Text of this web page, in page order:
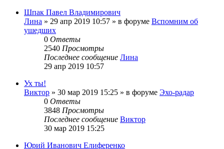
Шпак Павел Владимирович
Лина » 29 апр 2019 10:57 » в форуме Вспомним об
ушедших
0 Ответы
2540 Просмотры
Последнее сообщение Лина
29 апр 2019 10:57
Ух ты!
Виктор » 30 мар 2019 15:25 » в форуме Эхо-радар
0 Ответы
3848 Просмотры
Последнее сообщение Виктор
30 мар 2019 15:25
Юрий Иванович Елиференко